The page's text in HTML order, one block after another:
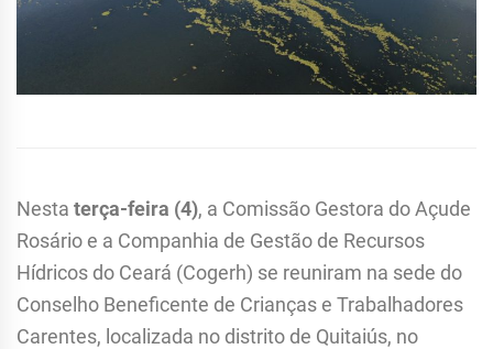
Nesta terça-feira (4), a Comissão Gestora do Açude
Rosário e a Companhia de Gestão de Recursos
Hídricos do Ceará (Cogerh) se reuniram na sede do
Conselho Beneficente de Crianças e Trabalhadores
Carentes, localizada no distrito de Quitaiús, no